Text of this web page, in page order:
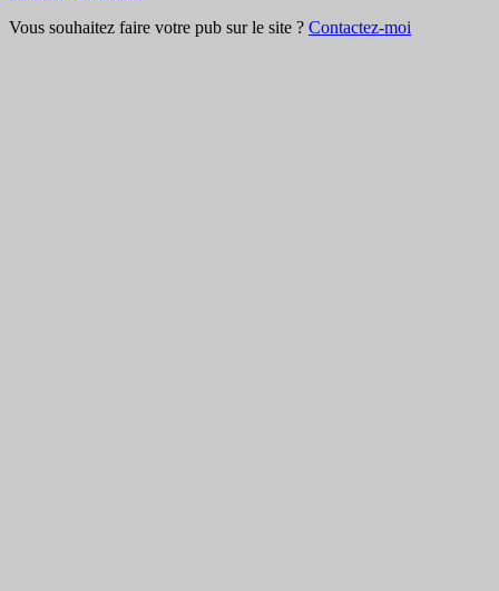
Vous souhaitez faire votre pub sur le site ? Contactez-moi